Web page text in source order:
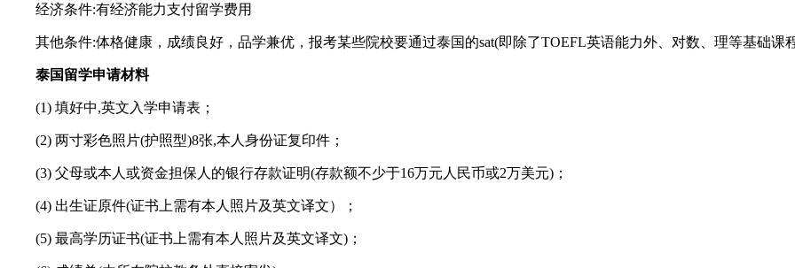
经济条件:有经济能力支付留学费用
其他条件:体格健康，成绩良好，品学兼优，报考某些院校要通过泰国的sat(即除了TOEFL英语能力外、对数、理等基础课
泰国留学申请材料
(1) 填好中,英文入学申请表；
(2) 两寸彩色照片(护照型)8张,本人身份证复印件；
(3) 父母或本人或资金担保人的银行存款证明(存款额不少于16万元人民币或2万美元)；
(4) 出生证原件(证书上需有本人照片及英文译文）；
(5) 最高学历证书(证书上需有本人照片及英文译文)；